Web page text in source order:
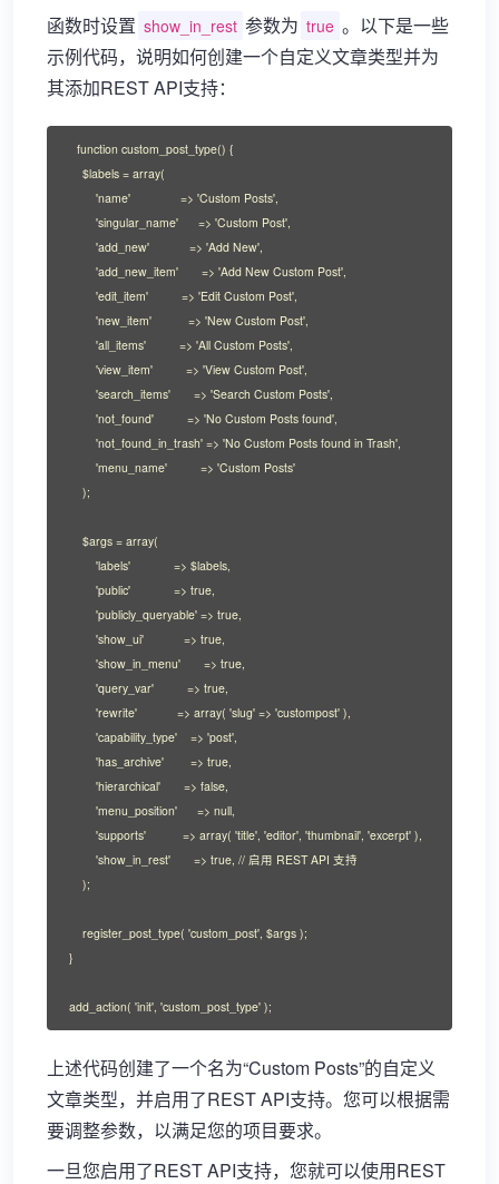
函数时设置 show_in_rest 参数为 true 。以下是一些
示例代码，说明如何创建一个自定义文章类型并为
其添加REST API支持：
function custom_post_type() {
}
add_action( 'init', 'custom_post_type' );
上述代码创建了一个名为“Custom Posts”的自定义
文章类型，并启用了REST API支持。您可以根据需
要调整参数，以满足您的项目要求。
一旦您启用了REST API支持，您就可以使用REST